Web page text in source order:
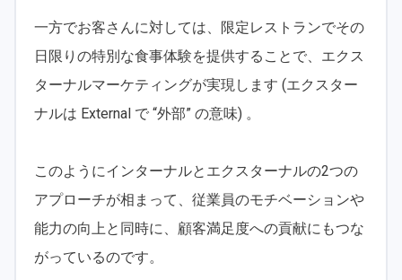
一方でお客さんに対しては、限定レストランでその
日限りの特別な食事体験を提供することで、エクス
ターナルマーケティングが実現します (エクスター
ナルは External で “外部” の意味) 。
このようにインターナルとエクスターナルの2つの
アプローチが相まって、従業員のモチベーションや
能力の向上と同時に、顧客満足度への貢献にもつな
がっているのです。